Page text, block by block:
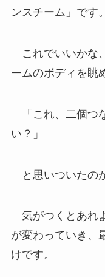
ンスチーム」です。
これでいいかな
ームのボディを眺
「これ、二個つ
い？」
と思いついたの
気がつくとあれ
が変わっていき、
けです。